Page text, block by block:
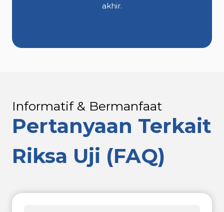
akhir.
Informatif & Bermanfaat
Pertanyaan Terkait
Riksa Uji (FAQ)